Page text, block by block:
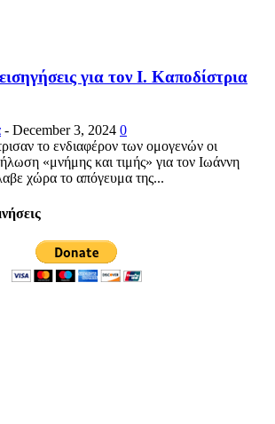
για τον Ι. Καποδίστρια
- December 3, 2024 0
το ενδιαφέρον των ομογενών οι
«μνήμης και τιμής» για τον Ιωάννη
χώρα το απόγευμα της...